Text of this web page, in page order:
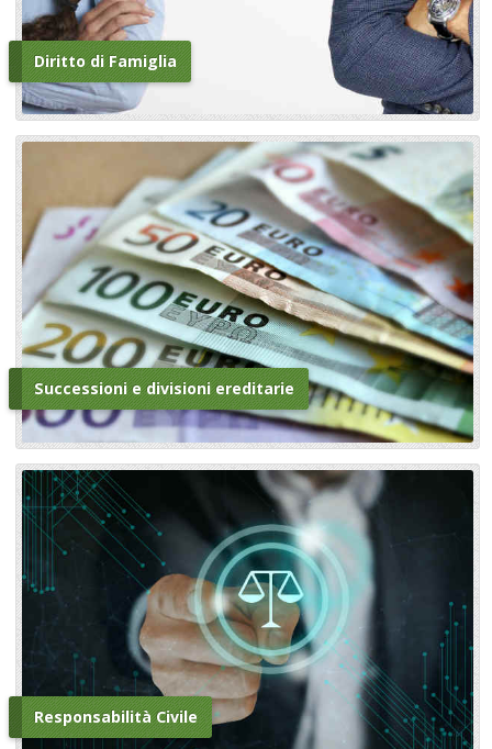
Diritto di Famiglia
Successioni e divisioni ereditarie
Responsabilità Civile